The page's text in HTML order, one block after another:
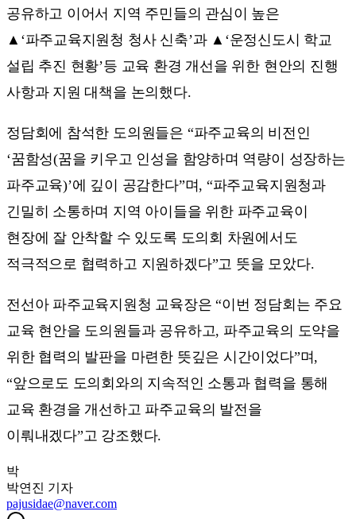
공유하고 이어서 지역 주민들의 관심이 높은
▲‘파주교육지원청 청사 신축’과 ▲‘운정신도시 학교
설립 추진 현황’등 교육 환경 개선을 위한 현안의 진행
사항과 지원 대책을 논의했다.
정담회에 참석한 도의원들은 “파주교육의 비전인
‘꿈함성(꿈을 키우고 인성을 함양하며 역량이 성장하는
파주교육)’에 깊이 공감한다”며, “파주교육지원청과
긴밀히 소통하며 지역 아이들을 위한 파주교육이
현장에 잘 안착할 수 있도록 도의회 차원에서도
적극적으로 협력하고 지원하겠다”고 뜻을 모았다.
전선아 파주교육지원청 교육장은 “이번 정담회는 주요
교육 현안을 도의원들과 공유하고, 파주교육의 도약을
위한 협력의 발판을 마련한 뜻깊은 시간이었다”며,
“앞으로도 도의회와의 지속적인 소통과 협력을 통해
교육 환경을 개선하고 파주교육의 발전을
이뤄내겠다”고 강조했다.
박
박연진 기자
pajusidae@naver.com